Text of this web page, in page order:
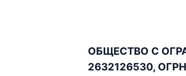
ОБЩЕСТВО С
2632126530,